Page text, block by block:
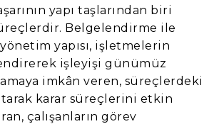
yapı taşlarından biri
Belgelendirme ile
yapısı, işletmelerin
işleyişi günümüz
imkân veren, süreçlerdeki
karar süreçlerini etkin
çalışanların görev